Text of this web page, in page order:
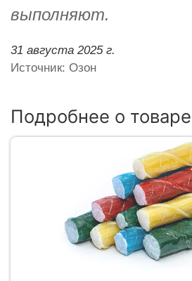
выполняют.
31 августа 2025 г.
Источник: Озон
Подробнее о товаре